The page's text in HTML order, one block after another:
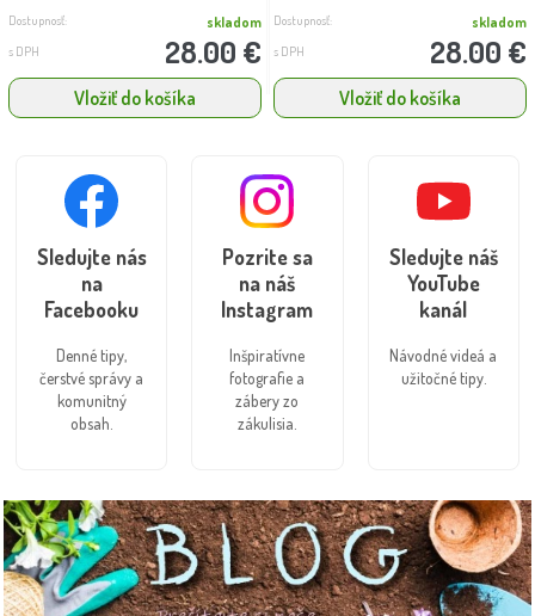
Dostupnosť: skladom
s DPH 28.00 €
Vložiť do košíka
Dostupnosť: skladom
s DPH 28.00 €
Vložiť do košíka
Sledujte nás
na
Facebooku
Denné tipy,
čerstvé správy a
komunitný
obsah.
Pozrite sa
na náš
Instagram
Inšpiratívne
fotografie a
zábery zo
zákulisia.
Sledujte náš
YouTube
kanál
Návodné videá a
užitočné tipy.